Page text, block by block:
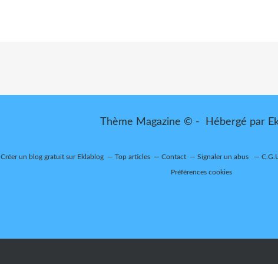
Thème Magazine © - Hébergé par
Créer un blog gratuit sur Eklablog Top articles Contact Signaler un abus
Préférences cookies